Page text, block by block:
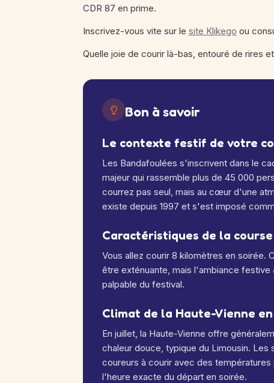
CDR 87 en prime.
Inscrivez-vous vite sur le site Klikego ou
Quelle joie de courir là-bas, entouré de rires
Bon à savoir
Le contexte festif de votre
Les Bandafoulées s'inscrivent dans le
majeur qui rassemble plus de 45 000
courrez pas seul, mais au cœur d'une
existe depuis 1997 et s'est imposé
Caractéristiques de la course
Vous allez courir 8 kilomètres en soirée.
être exténuante, mais l'ambiance
palpable du festival.
Climat de la Haute-Vienne
En juillet, la Haute-Vienne offre
chaleur douce, typique du Limousin.
coureurs à courir avec des
l'heure exacte du départ en soirée.